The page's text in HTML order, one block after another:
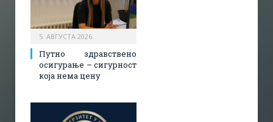
5. АВГУСТА 2026.
Путно здравствено
осигурање – сигурност
која нема цену